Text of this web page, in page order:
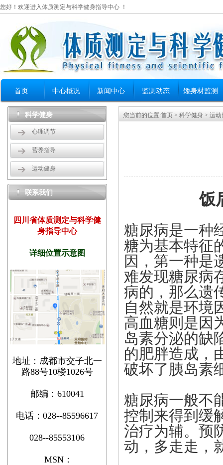
您好！欢迎进入体质测定与科学健身指导中心 ！
首页 中心概况 新闻中心 监测动态 矮身材监测
科学健身
心理调节
营养指导
运动健身
联系我们
四川省体质测定与科学健
身指导中心
详细位置示意图
地址：成都市交子北一
路88号10楼1026号
邮编：610041
电话：028--85596617
028--85553106
MSN：
您当前的位置:首页 > 科学健身 > 运动
饭
糖尿病是一种
糖为基本特征
因，第一种是
难发现糖尿病
病的，那么遗
自然就是环境
高血糖则是因
岛素分泌的缺
的肥胖造成，
破坏了胰岛素
糖尿病一般不
控制来得到缓
治疗为辅。预
动，多走走，